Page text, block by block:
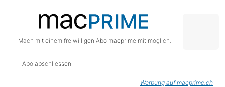
Mach mit einem freiwilligen Abo macprime mit möglich.
Abo abschliessen
Werbung auf macprime.ch